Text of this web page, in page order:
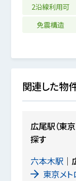
2沿線利用可
免震構造
関連した物
広尾駅（東
探す
六本木駅
東京メ